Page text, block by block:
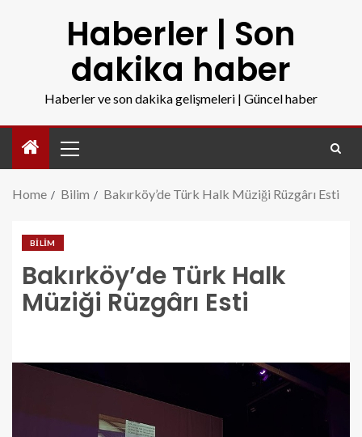
Haberler | Son
dakika haber
Haberler ve son dakika gelişmeleri | Güncel haber
Home Bilim Bakırköy’de Türk Halk Müziği Rüzgârı Esti
BILIM
Bakırköy’de Türk Halk
Müziği Rüzgârı Esti